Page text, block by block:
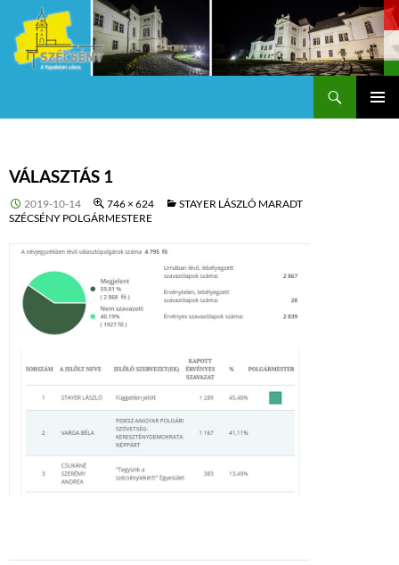
VÁLASZTÁS 1
2019-10-14 746 × 624
STAYER LÁSZLÓ MARADT
SZÉCSÉNY POLGÁRMESTERE